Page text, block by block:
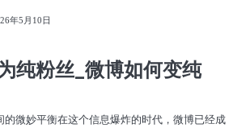
年5月10日
纯粉丝_微博如何变纯
的微妙平衡在这个信息爆炸的时代，微博已经成